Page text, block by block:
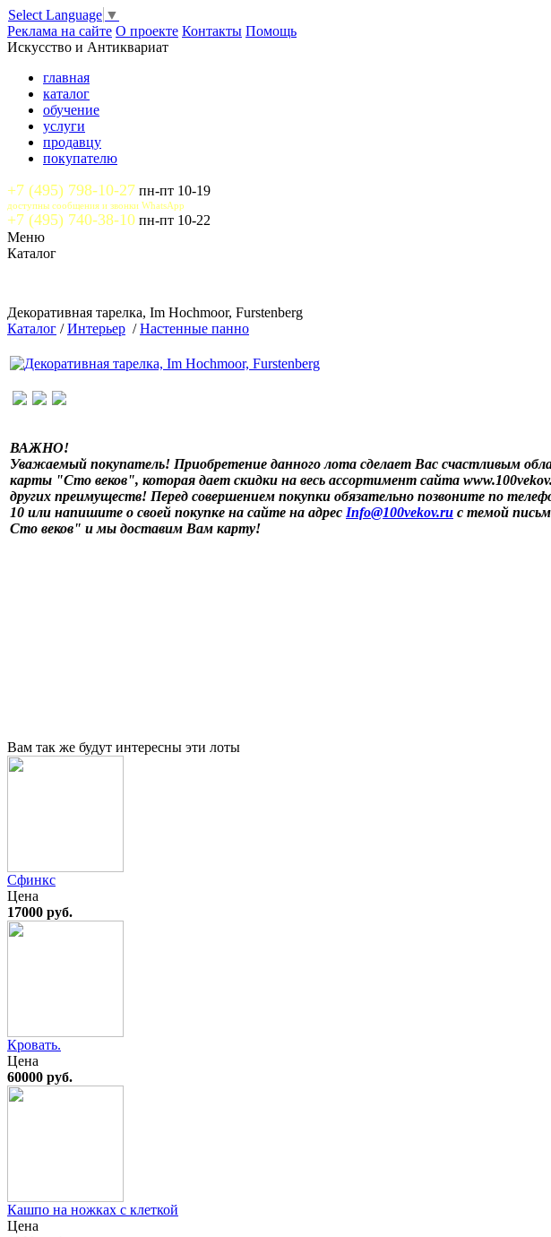
Select Language ▼
Реклама на сайте О проекте Контакты Помощь
Искусство и Антиквариат
главная
каталог
обучение
услуги
продавцу
покупателю
+7 (495) 798-10-27 пн-пт 10-19
доступны сообщения и звонки WhatsApp
+7 (495) 740-38-10 пн-пт 10-22
Меню
Каталог
Декоративная тарелка, Im Hochmoor, Furstenberg
Каталог /Интерьер /Настенные панно
ВАЖНО!
Уважаемый покупатель! Приобретение данного лота сделает Вас счастливым
карты "Сто веков", которая дает скидки на весь ассортимент сайта
других преимуществ! Перед совершением покупки обязательно позвоните по
10 или напишите о своей покупке на сайте на адрес Info@100vekov.ru с темой
Сто веков" и мы доставим Вам карту!
Вам так же будут интересны эти лоты
Сфинкс
Цена
17000 руб.
Кровать.
Цена
60000 руб.
Кашпо на ножках с клеткой
Цена